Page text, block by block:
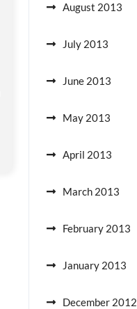
August 2013
July 2013
June 2013
May 2013
April 2013
March 2013
February 2013
January 2013
December 2012